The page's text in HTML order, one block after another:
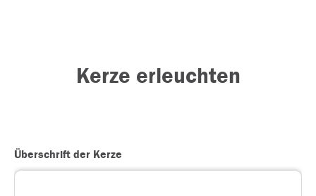
Kerze erleuchten
Überschrift der Kerze